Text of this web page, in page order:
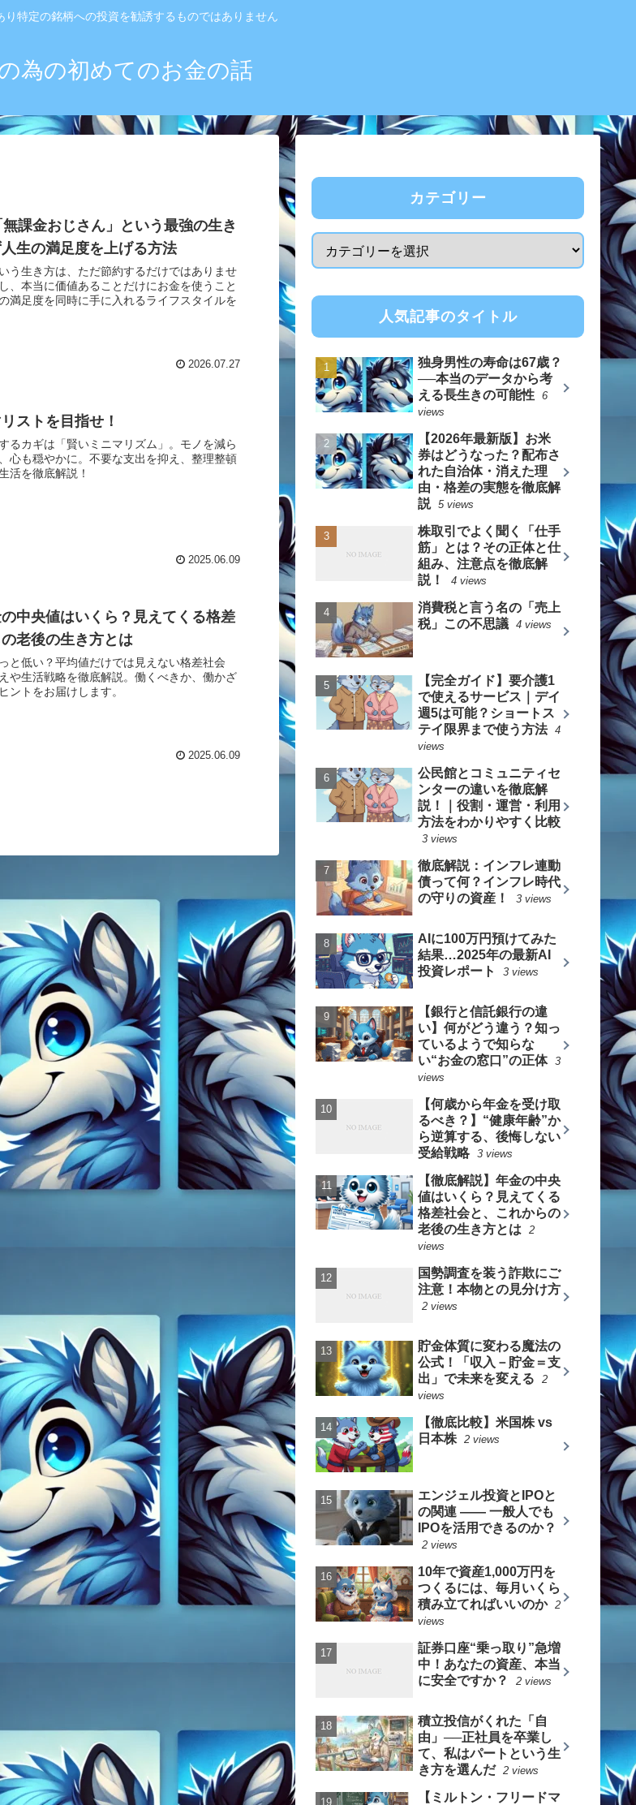
り特定の銘柄への投資を勧誘するものではありません
為の初めてのお金の話
課金おじさん」という最強の生き
生の満足度を上げる方法
う生き方は、ただ節約するだけではありませ
、本当に価値あることだけにお金を使うこと
満足度を同時に手に入れるライフスタイルを
2026.07.27
ストを目指せ！
るカギは「賢いミニマリズム」。モノを減ら
心も穏やかに。不要な支出を抑え、整理整頓
活を徹底解説！
2025.06.09
の中央値はいくら？見えてくる格差
老後の生き方とは
と低い？平均値だけでは見えない格差社会
や生活戦略を徹底解説。働くべきか、働かざ
トをお届けします。
2025.06.09
カテゴリー
人気記事のタイトル
独身男性の寿命は67歳？
──本当のデータから考
える長生きの可能性 6
views
【2026年最新版】お米
券はどうなった？配布さ
れた自治体・消えた理
由・格差の実態を徹底解
説 5 views
株取引でよく聞く「仕手
筋」とは？その正体と仕
組み、注意点を徹底解
説！
4 views
消費税と言う名の「売上
税」この不思議 4 views
【完全ガイド】要介護1
で使えるサービス｜デイ
週5は可能？ショートス
テイ限界まで使う方法 4
views
公民館とコミュニティセ
ンターの違いを徹底解
説！｜役割・運営・利用
方法をわかりやすく比較
3 views
徹底解説：インフレ連動
債って何？インフレ時代
の守りの資産！
3 views
AIに100万円預けてみた
結果…2025年の最新AI
投資レポート
3 views
【銀行と信託銀行の違
い】何がどう違う？知っ
ているようで知らな
い“お金の窓口”の正体 3
views
【何歳から年金を受け取
るべき？】“健康年齢”か
ら逆算する、後悔しない
受給戦略 3 views
【徹底解説】年金の中央
値はいくら？見えてくる
格差社会と、これからの
老後の生き方とは
2
views
国勢調査を装う詐欺にご
注意！本物との見分け方
2 views
貯金体質に変わる魔法の
公式！「収入－貯金＝支
出」で未来を変える
2
views
【徹底比較】米国株 vs
日本株 2 views
エンジェル投資とIPOと
の関連 —— 一般人でも
IPOを活用できるのか？
2 views
10年で資産1,000万円を
つくるには、毎月いくら
積み立てればいいのか 2
views
証券口座“乗っ取り”急増
中！あなたの資産、本当
に安全ですか？
2 views
積立投信がくれた「自
由」──正社員を卒業し
て、私はパートという生
き方を選んだ 2 views
【ミルトン・フリードマ